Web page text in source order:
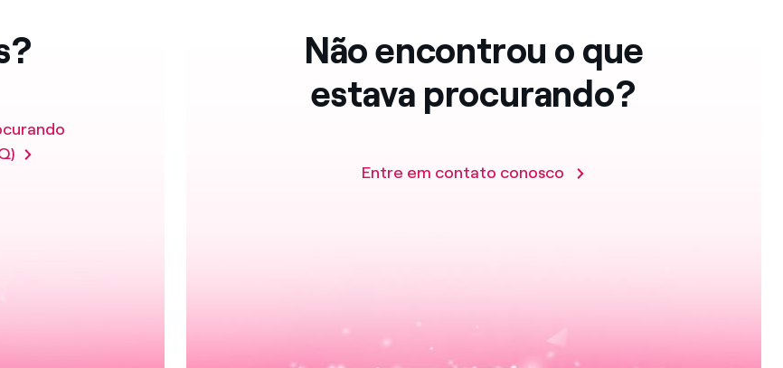
Não encontrou o que
estava procurando?
Entre em contato conosco